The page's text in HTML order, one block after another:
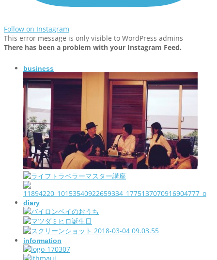
Follow on Instagram
This error message is only visible to WordPress admins
There has been a problem with your Instagram Feed.
business
diary
information